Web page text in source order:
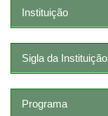
Instituição
Sigla da Instituição
Programa